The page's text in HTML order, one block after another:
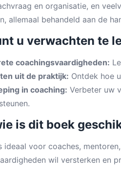
en organisatie, en
allemaal behandeld aan de
u verwachten te
coachingsvaardigheden:
uit de praktijk: Ontdek hoe
in coaching: Verbeter uw
is dit boek
ideaal voor coaches,
wil versterken en